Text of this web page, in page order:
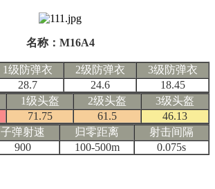
名称：M16A4
1级防弹衣 2级防弹衣
3级防弹衣
28.7 24.6
18.45
1级头盔 2级头盔
3级头盔
71.75 61.5
46.13
子弹射速 归零距离
射击间隔
900 100-500m 0.075s